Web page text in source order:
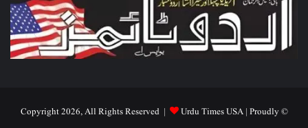
© Copyright 2026, All Rights Reserved |
Urdu Times USA| Proudly